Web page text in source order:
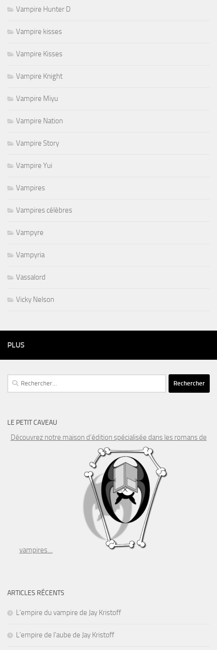
Vampire Hunter D
Vampire kisses
Vampire Kisses
Vampire Knight
Vampire Miyu
Vampire Nation
Vampire Story
Vampire Yui
Vampires
Vampires célèbres
Vampyre
Vampyria
Vassalord
Vicky Nelson
PLUS
Rechercher :
LE PETIT CAVEAU
Découvrez notre maison d’édition spécialisée dans les romans de
vampires…
ARTICLES RÉCENTS
L’empire du vampire de Jay Kristoff
L’empire de l’aube de Jay Kristoff